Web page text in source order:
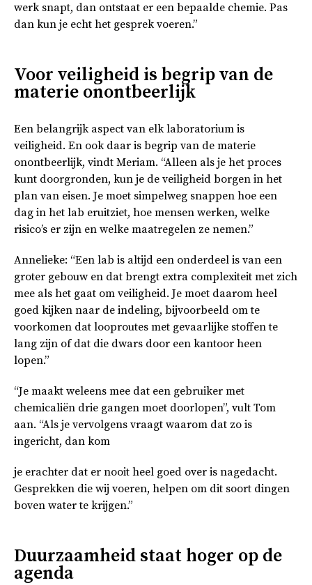
werk snapt, dan ontstaat er een bepaalde chemie. Pas
dan kun je echt het gesprek voeren.”
Voor veiligheid is begrip van de
materie onontbeerlijk
Een belangrijk aspect van elk laboratorium is
veiligheid. En ook daar is begrip van de materie
onontbeerlijk, vindt Meriam. “Alleen als je het proces
kunt doorgronden, kun je de veiligheid borgen in het
plan van eisen. Je moet simpelweg snappen hoe een
dag in het lab eruitziet, hoe mensen werken, welke
risico’s er zijn en welke maatregelen ze nemen.”
Annelieke: “Een lab is altijd een onderdeel is van een
groter gebouw en dat brengt extra complexiteit met zich
mee als het gaat om veiligheid. Je moet daarom heel
goed kijken naar de indeling, bijvoorbeeld om te
voorkomen dat looproutes met gevaarlijke stoffen te
lang zijn of dat die dwars door een kantoor heen
lopen.”
“Je maakt weleens mee dat een gebruiker met
chemicaliën drie gangen moet doorlopen”, vult Tom
aan. “Als je vervolgens vraagt waarom dat zo is
ingericht, dan kom
je erachter dat er nooit heel goed over is nagedacht.
Gesprekken die wij voeren, helpen om dit soort dingen
boven water te krijgen.”
Duurzaamheid staat hoger op de
agenda